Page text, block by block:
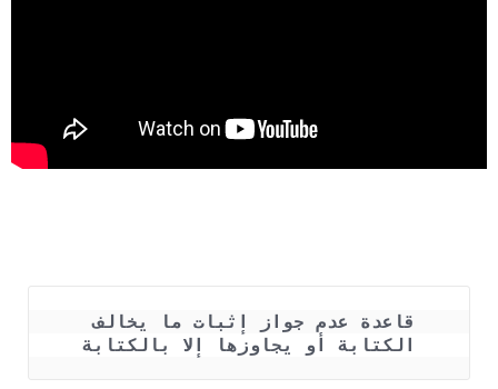
قاعدة عدم جواز إثبات ما يخالف
الكتابة أو يجاوزها إلا بالكتابة